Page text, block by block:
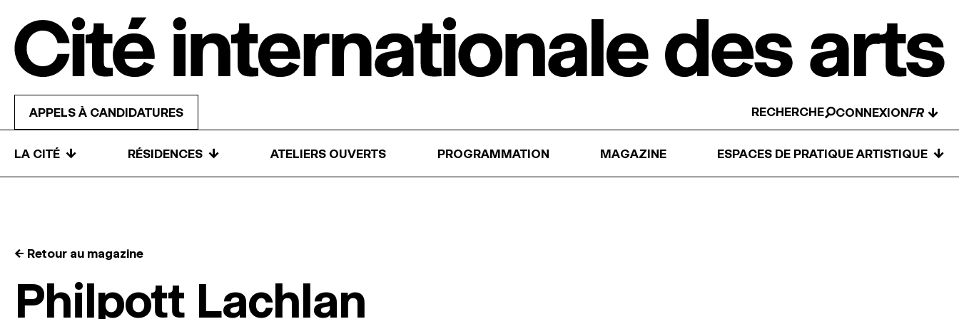
APPELS À CANDIDATURES RECHERCHE CONNEXION ↓
LA CITÉ ↓ RÉSIDENCES ↓ ATELIERS OUVERTS PROGRAMMATION MAGAZINE ESPACES DE PRATIQUE ARTISTIQUE ↓
← Retour au magazine
Philpott Lachlan